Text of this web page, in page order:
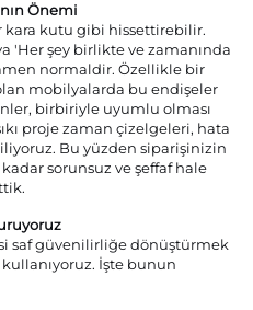
Önemi
kara kutu gibi hissettirebilir.
'Her şey birlikte ve zamanında
normaldir. Özellikle bir
mobilyalarda bu endişeler
birbiriyle uyumlu olması
proje zaman çizelgeleri, hata
Bu yüzden siparişinizin
sorunsuz ve şeffaf hale
saf güvenilirliğe dönüştürmek
İşte bunun